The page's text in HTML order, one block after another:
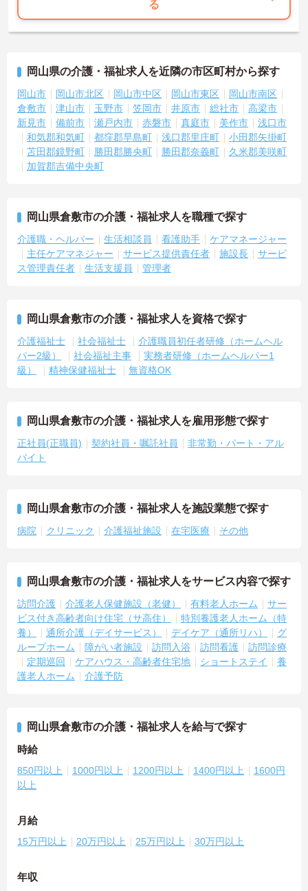
る
岡山県の介護・福祉求人を近隣の市区町村から探す
岡山市 岡山市北区 岡山市中区 岡山市東区
岡山市南区
倉敷市
津山市 玉野市 笠岡市 井原市 総社市
高梁市
新見市
備前市 瀬戸内市 赤磐市 真庭市 美作市
浅口市
和気郡和気町
都窪郡早島町 浅口郡里庄町
小田郡矢掛町
苫田郡鏡野町
勝田郡勝央町 勝田郡奈義町
久米郡美咲町
加賀郡吉備中央町
岡山県倉敷市の介護・福祉求人を職種で探す
介護職・ヘルパー 生活相談員 看護助手
ケアマネージャー
主任ケアマネジャー
サービス提供責任者 施設長
サービ
ス管理責任者
生活支援員 管理者
岡山県倉敷市の介護・福祉求人を資格で探す
介護福祉士 社会福祉士
介護職員初任者研修（ホームヘル
パー2級）
社会福祉主事
実務者研修（ホームヘルパー1
級）
精神保健福祉士 無資格OK
岡山県倉敷市の介護・福祉求人を雇用形態で探す
正社員(正職員) 契約社員・嘱託社員
非常勤・パート・アル
バイト
岡山県倉敷市の介護・福祉求人を施設業態で探す
病院 クリニック 介護福祉施設 在宅医療 その他
岡山県倉敷市の介護・福祉求人をサービス内容で探す
訪問介護 介護老人保健施設（老健） 有料老人ホーム
サー
ビス付き高齢者向け住宅（サ高住）
特別養護老人ホーム（特
養）
通所介護（デイサービス） デイケア（通所リハ）
グ
ループホーム
障がい者施設 訪問入浴 訪問看護
訪問診療
定期巡回
ケアハウス・高齢者住宅地 ショートステイ
養
護老人ホーム
介護予防
岡山県倉敷市の介護・福祉求人を給与で探す
時給
850円以上 1000円以上 1200円以上 1400円以上
1600円
以上
月給
15万円以上 20万円以上 25万円以上 30万円以上
年収